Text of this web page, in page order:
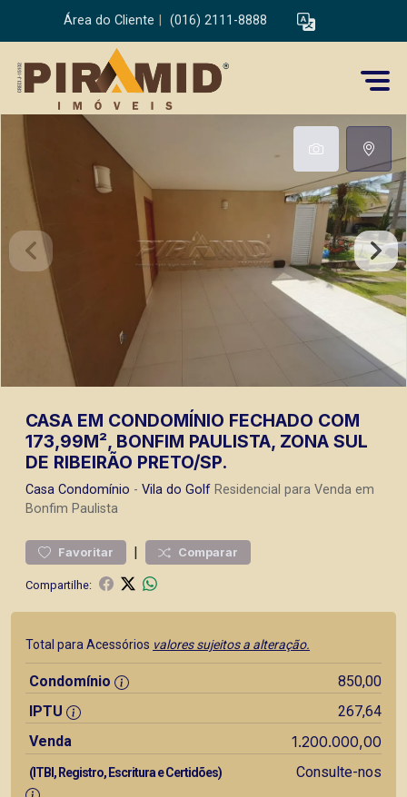
Área do Cliente (016) 2111-8888
CASA EM CONDOMÍNIO FECHADO COM
173,99M², BONFIM PAULISTA, ZONA SUL
DE RIBEIRÃO PRETO/SP.
Casa Condomínio - Vila do Golf Residencial para Venda em
Bonfim Paulista
Favoritar | Comparar
Compartilhe:
Total para Acessórios valores sujeitos a alteração.
Condomínio
850,00
IPTU
267,64
Venda
1.200.000,00
(ITBI, Registro, Escritura e Certidões) Consulte-nos